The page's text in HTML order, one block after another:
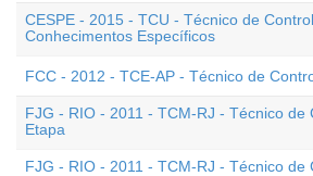
CESPE - 2015 - TCU - Técnico de
Conhecimentos Específicos
FCC - 2012 - TCE-AP - Técnico de
FJG - RIO - 2011 - TCM-RJ - Técnico de
Etapa
FJG - RIO - 2011 - TCM-RJ - Técnico de